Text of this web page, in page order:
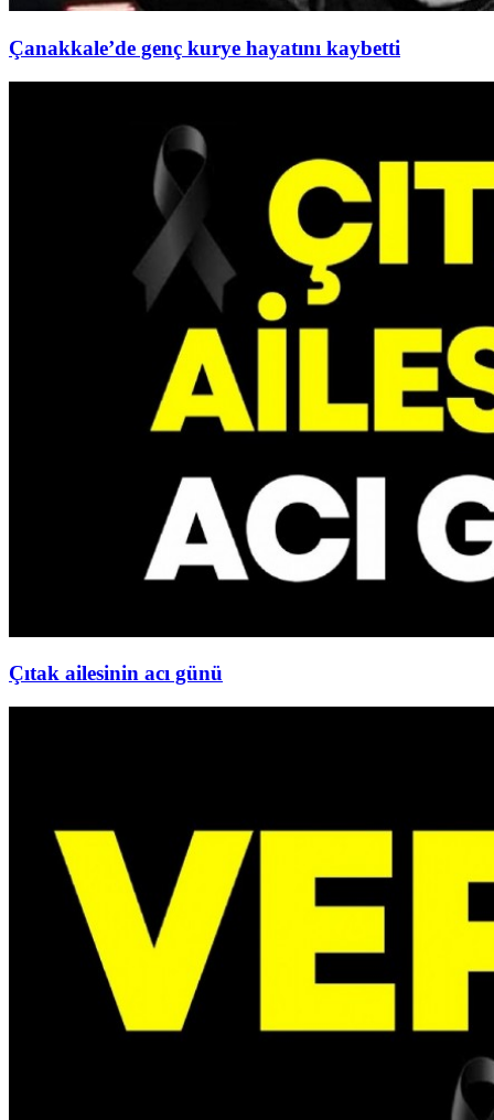
Çanakkale’de genç kurye hayatını kaybetti
Çıtak ailesinin acı günü